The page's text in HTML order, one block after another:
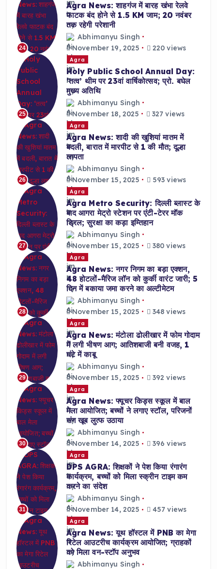
24
Agra News: शाहगंज में बारह खंभा रेलवे
फाटक बंद होने से 1.5 KM जाम; 20 नवंबर
तक रहेगी परेशानी
Abhimanyu Singh
November 19, 2025
220 views
25
Agra
Holy Public School Annual Day:
‘तत्व’ थीम पर 23वां वार्षिकोत्सव; प्रो. बघेल
मुख्य अतिथि
Abhimanyu Singh
November 18, 2025
327 views
26
Agra
Agra News: शादी की खुशियां मातम में
बदली, बारात में मारपीट से 1 की मौत; दूल्हा
लापता
Abhimanyu Singh
November 15, 2025
593 views
27
Agra
Agra Metro Security: दिल्ली ब्लास्ट के
बाद आगरा मेट्रो स्टेशन पर एंटी-टेरर मॉक
ड्रिल; सुरक्षा का कड़ा इम्तिहान
Abhimanyu Singh
November 15, 2025
380 views
28
Agra
Agra News: नगर निगम का बड़ा एक्शन,
48 होटलों-मैरिज लॉन को कुर्की वारंट जारी; 5
दिन में बकाया जमा करने का अल्टीमेटम
Abhimanyu Singh
November 15, 2025
348 views
29
Agra
Agra News: मंटोला ढोलीखार में फोम गोदाम
में लगी भीषण आग; आतिशबाजी बनी वजह, 1
घंटे में काबू
Abhimanyu Singh
November 15, 2025
392 views
30
Agra
Agra News: फ्यूचर किड्स स्कूल में बाल
मेला आयोजित; बच्चों ने लगाए स्टॉल, परिजनों
संग खूब लुत्फ उठाया
Abhimanyu Singh
November 14, 2025
396 views
31
Agra
DPS AGRA: शिक्षकों ने पेश किया रंगारंग
कार्यक्रम, बच्चों को मिला स्क्रीन टाइम कम
करने का संदेश
Abhimanyu Singh
November 14, 2025
457 views
Agra
Agra News: यूथ हॉस्टल में PNB का मेगा
रिटेल आउटरीच कार्यक्रम आयोजित; ग्राहकों
को मिला वन-स्टॉप अनुभव
Abhimanyu Singh